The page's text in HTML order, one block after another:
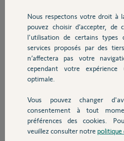
Chauffage
Autres produits
Devis avec un pro
Contact
Merci pour votre
galère...
Fa N.
il y a presque 3 ans
Participer au fil
Réponses
Nous respectons votre droit à
pouvez choisir d’accepter,
l'utilisation de certains types
services proposés par des
n’affectera pas votre
cependant votre
optimale.
Vous pouvez changer
consentement à tout
préférences des cookies.
veuillez consulter notre politique